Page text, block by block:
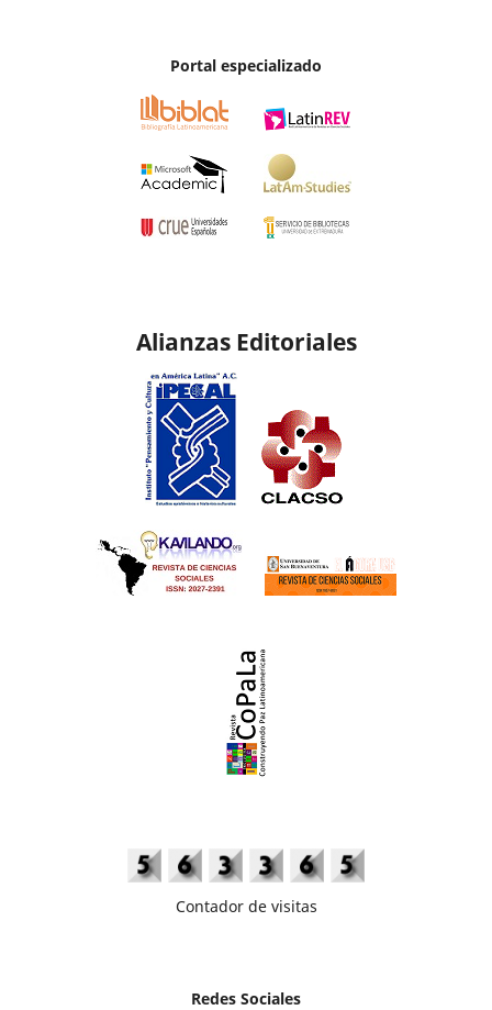
Portal especializado
Alianzas Editoriales
Contador de visitas
Redes Sociales